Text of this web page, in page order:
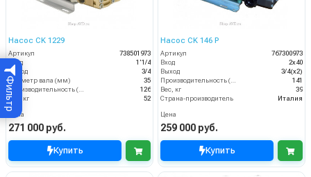
Фильтр
Насос CK 1229
Артикул
738501973
Вход
1'1/4
Выход
3/4
Диаметр вала (мм)
35
Производительность (л/мин)
126
Вес, кг
52
Цена
271 000 руб.
Купить
Насос CK 146 Р
Артикул
767300973
Вход
2x40
Выход
3/4(х2)
Производительность (л/мин)
141
Вес, кг
39
Страна-производитель
Италия
Цена
259 000 руб.
Купить